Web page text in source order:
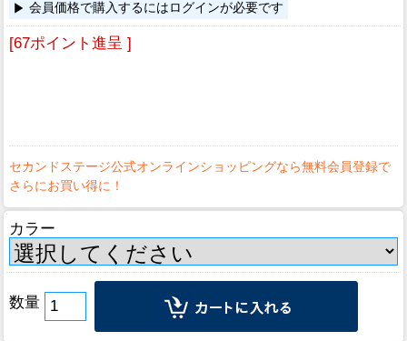
会員価格で購入するにはログインが必要です
[67ポイント進呈 ]
カラー
数量